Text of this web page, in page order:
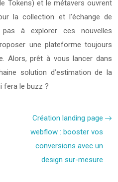
Tokens) et le métavers ouvrent
la collection et l’échange de
pas à explorer ces nouvelles
une plateforme toujours
Alors, prêt à vous lancer dans
solution d’estimation de la
fera le buzz ?
Création landing page
webflow : booster vos
conversions avec un
design sur-mesure